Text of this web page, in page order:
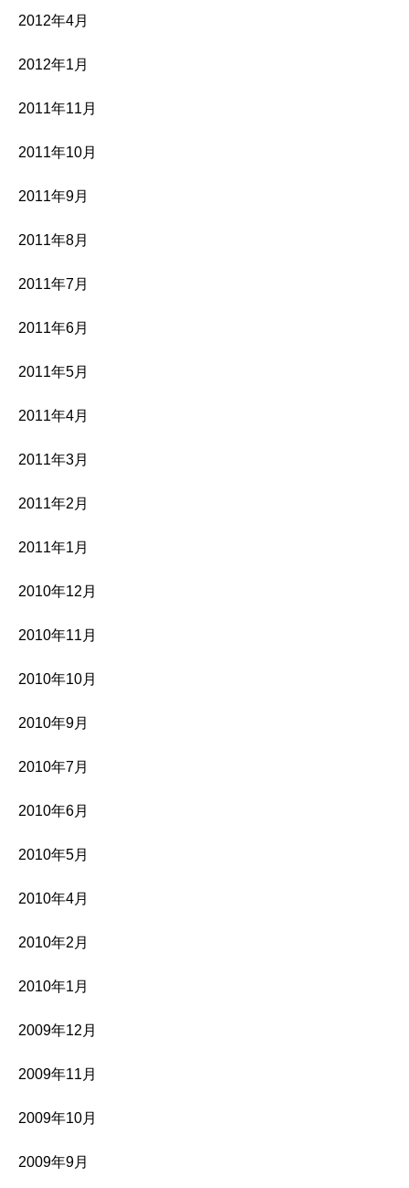
2012年4月
2012年1月
2011年11月
2011年10月
2011年9月
2011年8月
2011年7月
2011年6月
2011年5月
2011年4月
2011年3月
2011年2月
2011年1月
2010年12月
2010年11月
2010年10月
2010年9月
2010年7月
2010年6月
2010年5月
2010年4月
2010年2月
2010年1月
2009年12月
2009年11月
2009年10月
2009年9月